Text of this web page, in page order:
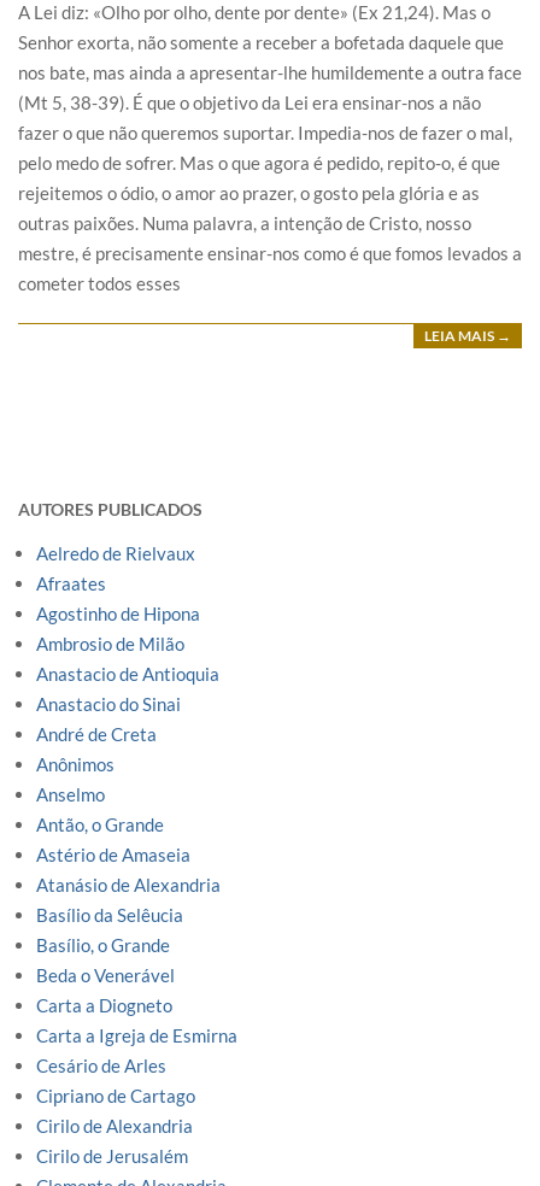
A Lei diz: «Olho por olho, dente por dente» (Ex 21,24). Mas o
Senhor exorta, não somente a receber a bofetada daquele que
nos bate, mas ainda a apresentar-lhe humildemente a outra face
(Mt 5, 38-39). É que o objetivo da Lei era ensinar-nos a não
fazer o que não queremos suportar. Impedia-nos de fazer o mal,
pelo medo de sofrer. Mas o que agora é pedido, repito-o, é que
rejeitemos o ódio, o amor ao prazer, o gosto pela glória e as
outras paixões. Numa palavra, a intenção de Cristo, nosso
mestre, é precisamente ensinar-nos como é que fomos levados a
cometer todos esses
LEIA MAIS →
AUTORES PUBLICADOS
Aelredo de Rielvaux
Afraates
Agostinho de Hipona
Ambrosio de Milão
Anastacio de Antioquia
Anastacio do Sinai
André de Creta
Anônimos
Anselmo
Antão, o Grande
Astério de Amaseia
Atanásio de Alexandria
Basílio da Selêucia
Basílio, o Grande
Beda o Venerável
Carta a Diogneto
Carta a Igreja de Esmirna
Cesário de Arles
Cipriano de Cartago
Cirilo de Alexandria
Cirilo de Jerusalém